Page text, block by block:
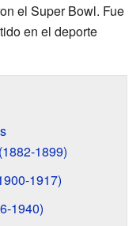
el Super Bowl. Fue
en el deporte
1899)
1917)
1940)